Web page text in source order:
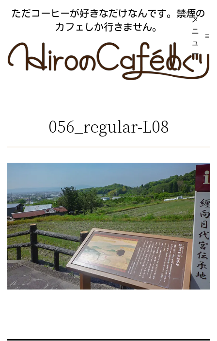
ン
ただコーヒーが好きなだけなんです。禁煙の
カフェしか行きません。
メ
ニ
ュ
ー
056_regular-L08